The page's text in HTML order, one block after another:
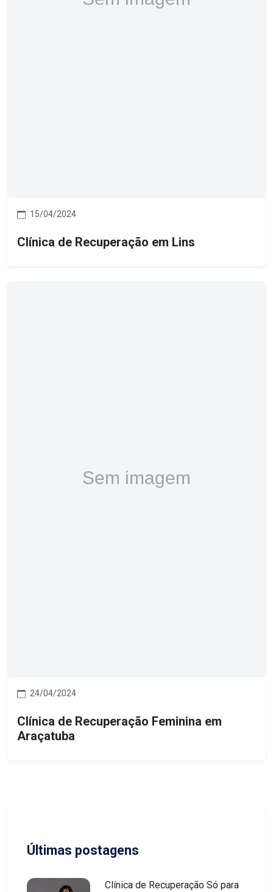
15/04/2024
Clínica de Recuperação em Lins
24/04/2024
Clínica de Recuperação Feminina em
Araçatuba
Últimas postagens
Clínica de Recuperação Só para